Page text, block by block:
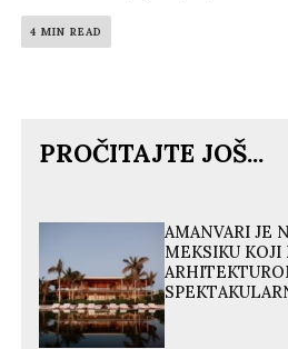
4 MIN READ
PROČITAJTE JOŠ...
AMANVARI JE
MEKSIKU KOJI